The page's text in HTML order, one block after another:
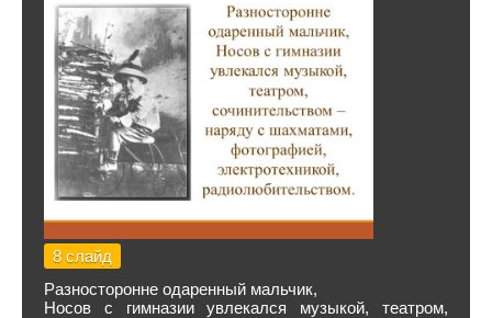
8 слайд
Разносторонне одаренный мальчик,
Носов с гимназии увлекался музыкой, театром,